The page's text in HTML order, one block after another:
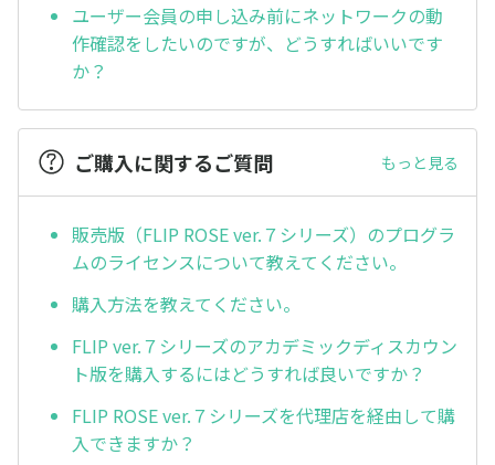
ユーザー会員の申し込み前にネットワークの動
作確認をしたいのですが、どうすればいいです
か？
ご購入に関するご質問 もっと見る
販売版（FLIP ROSE ver.７シリーズ）のプログラ
ムのライセンスについて教えてください。
購入方法を教えてください。
FLIP ver.７シリーズのアカデミックディスカウン
ト版を購入するにはどうすれば良いですか？
FLIP ROSE ver.７シリーズを代理店を経由して購
入できますか？